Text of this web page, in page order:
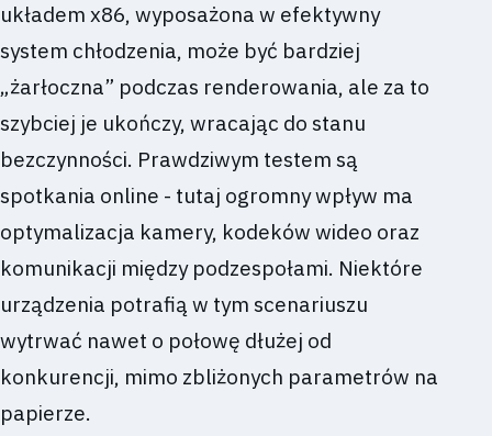
układem x86, wyposażona w efektywny
system chłodzenia, może być bardziej
„żarłoczna” podczas renderowania, ale za to
szybciej je ukończy, wracając do stanu
bezczynności. Prawdziwym testem są
spotkania online - tutaj ogromny wpływ ma
optymalizacja kamery, kodeków wideo oraz
komunikacji między podzespołami. Niektóre
urządzenia potrafią w tym scenariuszu
wytrwać nawet o połowę dłużej od
konkurencji, mimo zbliżonych parametrów na
papierze.